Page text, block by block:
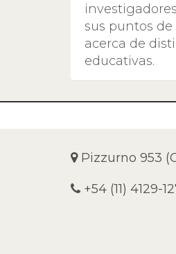
sus puntos
acerca de
educativas.
Pizzurno 953
+54 (11) 4129-